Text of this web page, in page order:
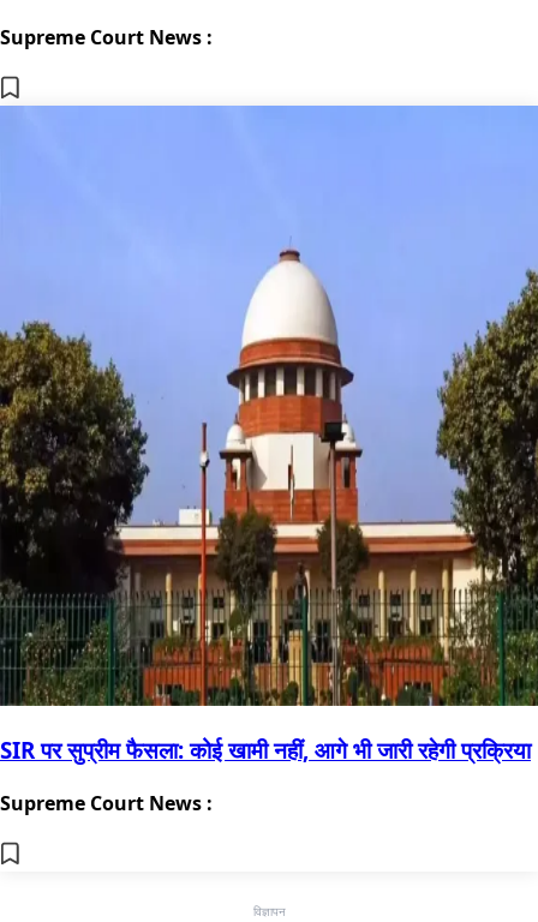
Supreme Court News :
SIR पर सुप्रीम फैसला: कोई खामी नहीं, आगे भी जारी रहेगी प्रक्रिया
Supreme Court News :
विज्ञापन